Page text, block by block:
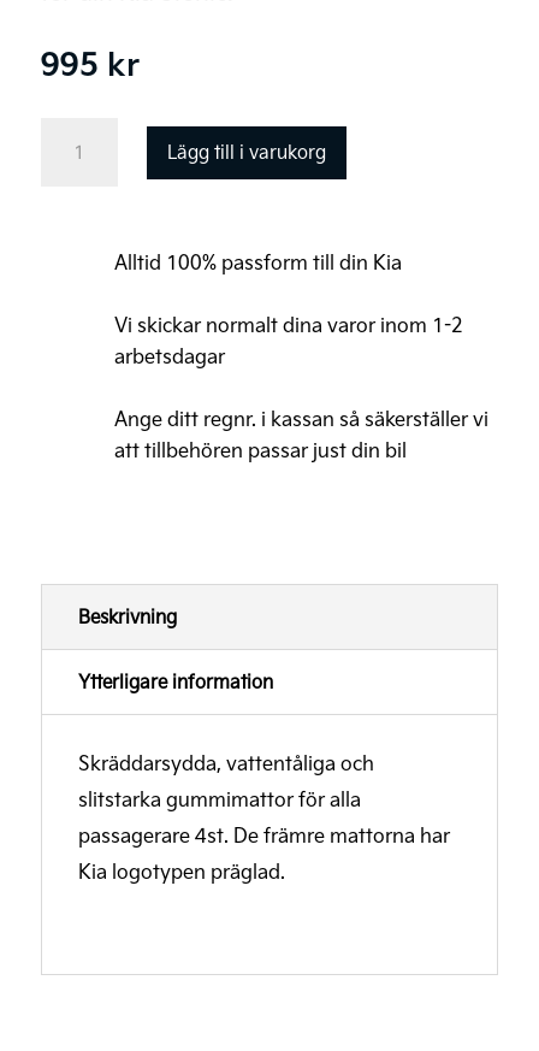
995 kr
Lägg till i varukorg
Alltid 100% passform till din Kia
Vi skickar normalt dina varor inom 1-2
arbetsdagar
Ange ditt regnr. i kassan så säkerställer vi
att tillbehören passar just din bil
Beskrivning
Ytterligare information
Skräddarsydda, vattentåliga och
slitstarka gummimattor för alla
passagerare 4st. De främre mattorna har
Kia logotypen präglad.